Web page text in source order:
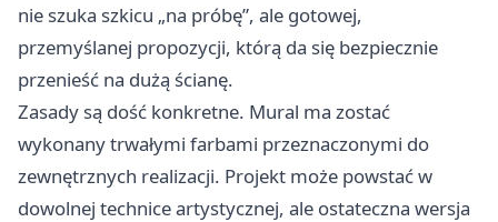
nie szuka szkicu „na próbę”, ale gotowej,
przemyślanej propozycji, którą da się bezpiecznie
przenieść na dużą ścianę.
Zasady są dość konkretne. Mural ma zostać
wykonany trwałymi farbami przeznaczonymi do
zewnętrznych realizacji. Projekt może powstać w
dowolnej technice artystycznej, ale ostateczna wersja